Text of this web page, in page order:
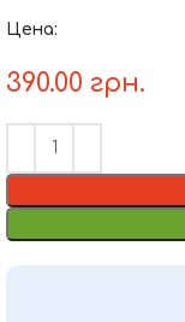
Цена:
390.00 грн.